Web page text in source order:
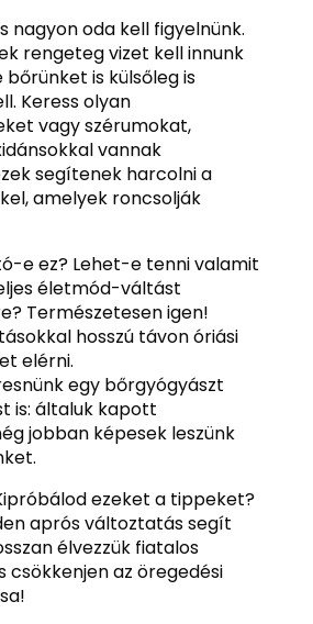
nagyon oda kell figyelnünk.
rengeteg vizet kell innunk
bőrünket is külsőleg is
Keress olyan
vagy szérumokat,
vannak
segítenek harcolni a
amelyek roncsolják
e ez? Lehet-e tenni valamit
életmód-váltást
Természetesen igen!
hosszú távon óriási
elérni.
egy bőrgyógyászt
is: általuk kapott
jobban képesek leszünk
ezeket a tippeket?
aprós változtatás segít
élvezzük fiatalos
csökkenjen az öregedési